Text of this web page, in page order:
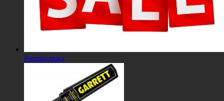
Распродажа